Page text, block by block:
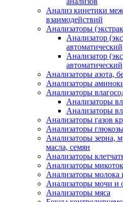
Анализ кинетики
взаимодействий
Анализаторы
Анализатор
Анализатор
Анализаторы азота,
Анализаторы
Анализаторы
Анализаторы
Анализаторы
Анализаторы газов
Анализаторы
Анализаторы зерна,
масла, семян
Анализаторы
Анализаторы
Анализаторы молока
Анализаторы мочи и
Анализаторы мяса